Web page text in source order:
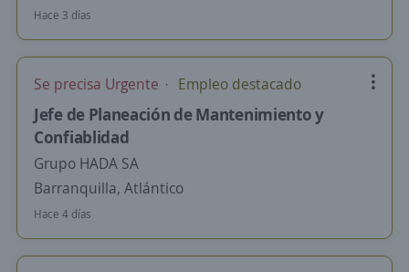
Hace 3 días
Se precisa Urgente Empleo destacado
Jefe de Planeación de Mantenimiento y
Confiablidad
Grupo HADA SA
Barranquilla, Atlántico
Hace 4 días